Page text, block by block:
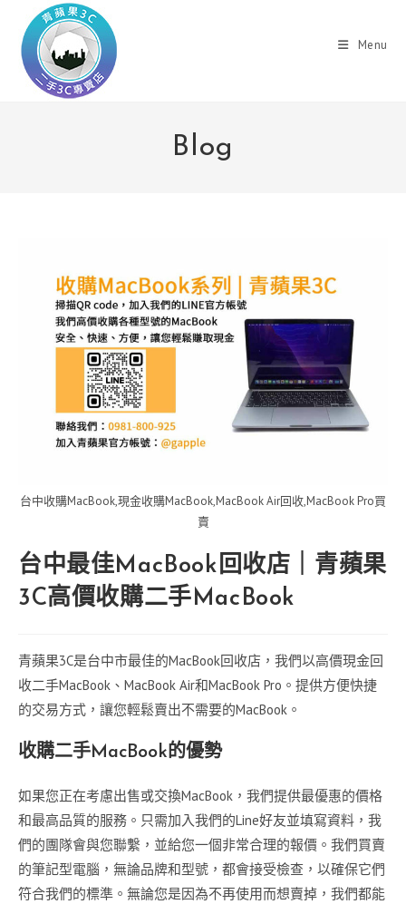
content
Menu
Blog
台中收購MacBook,現金收購MacBook,MacBook Air回收,MacBook Pro買
賣
台中最佳MacBook回收店｜青蘋果
3C高價收購二手MacBook
青蘋果3C是台中市最佳的MacBook回收店，我們以高價現金回
收二手MacBook、MacBook Air和MacBook Pro。提供方便快捷
的交易方式，讓您輕鬆賣出不需要的MacBook。
收購二手MacBook的優勢
如果您正在考慮出售或交換MacBook，我們提供最優惠的價格
和最高品質的服務。只需加入我們的Line好友並填寫資料，我
們的團隊會與您聯繫，並給您一個非常合理的報價。我們買賣
的筆記型電腦，無論品牌和型號，都會接受檢查，以確保它們
符合我們的標準。無論您是因為不再使用而想賣掉，我們都能